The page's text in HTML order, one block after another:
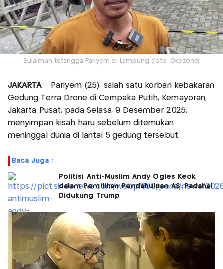
Sulaiman tetangga Pariyem di Lampung (foto: Okezone)
JAKARTA– Pariyem (25), salah satu korban kebakaran
Gedung Terra Drone di Cempaka Putih, Kemayoran,
Jakarta Pusat, pada Selasa, 9 Desember 2025,
menyimpan kisah haru sebelum ditemukan
meninggal dunia di lantai 5 gedung tersebut.
Baca Juga :
Politisi Anti-Muslim Andy Ogles Keok
dalam Pemilihan Pendahuluan AS, Padahal
Didukung Trump